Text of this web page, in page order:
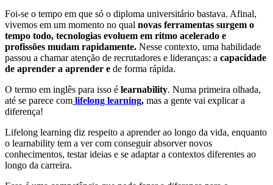
Foi-se o tempo em que só o diploma universitário bastava. Afinal,
vivemos em um momento no qual novas ferramentas surgem o
tempo todo, tecnologias evoluem em ritmo acelerado e
profissões mudam rapidamente. Nesse contexto, uma habilidade
passou a chamar atenção de recrutadores e lideranças: a capacidade
de aprender a aprender e de forma rápida.
O termo em inglês para isso é learnability. Numa primeira olhada,
até se parece com lifelong learning, mas a gente vai explicar a
diferença!
Lifelong learning diz respeito a aprender ao longo da vida, enquanto
o learnability tem a ver com conseguir absorver novos
conhecimentos, testar ideias e se adaptar a contextos diferentes ao
longo da carreira.